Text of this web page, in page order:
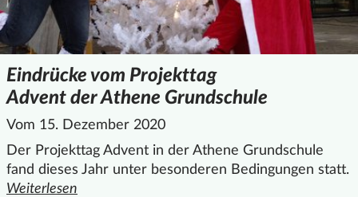
Eindrücke vom Projekttag
Advent der Athene Grundschule
Vom 15. Dezember 2020
Der Projekttag Advent in der Athene Grundschule
fand dieses Jahr unter besonderen Bedingungen statt.
Weiterlesen
den ganzen Artikel "Eindrücke vom Projekttag Advent der